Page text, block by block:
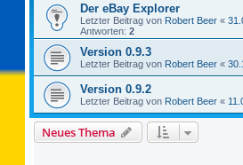
Der eBay Explorer
Letzter Beitrag von Robert Beer «
Antworten: 2
Version 0.9.3
Letzter Beitrag von Robert Beer «
Version 0.9.2
Letzter Beitrag von Robert Beer «
Neues Thema